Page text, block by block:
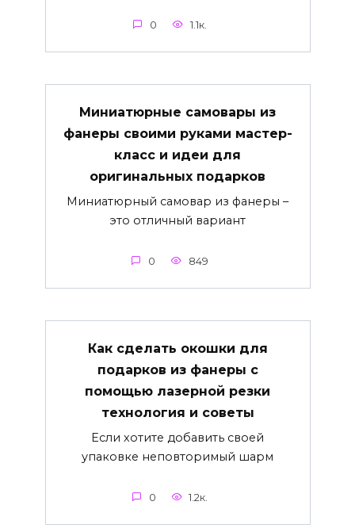
0 1.1к.
Миниатюрные самовары из
фанеры своими руками мастер-
класс и идеи для
оригинальных подарков
Миниатюрный самовар из фанеры –
это отличный вариант
0 849
Как сделать окошки для
подарков из фанеры с
помощью лазерной резки
технология и советы
Если хотите добавить своей
упаковке неповторимый шарм
0 1.2к.